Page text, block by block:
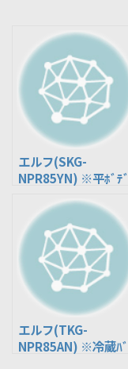
エルフ(SKG-
NPR85YN) ※平ﾎﾞﾃﾞ
エルフ(TKG-
NPR85AN) ※冷蔵ﾊﾞ